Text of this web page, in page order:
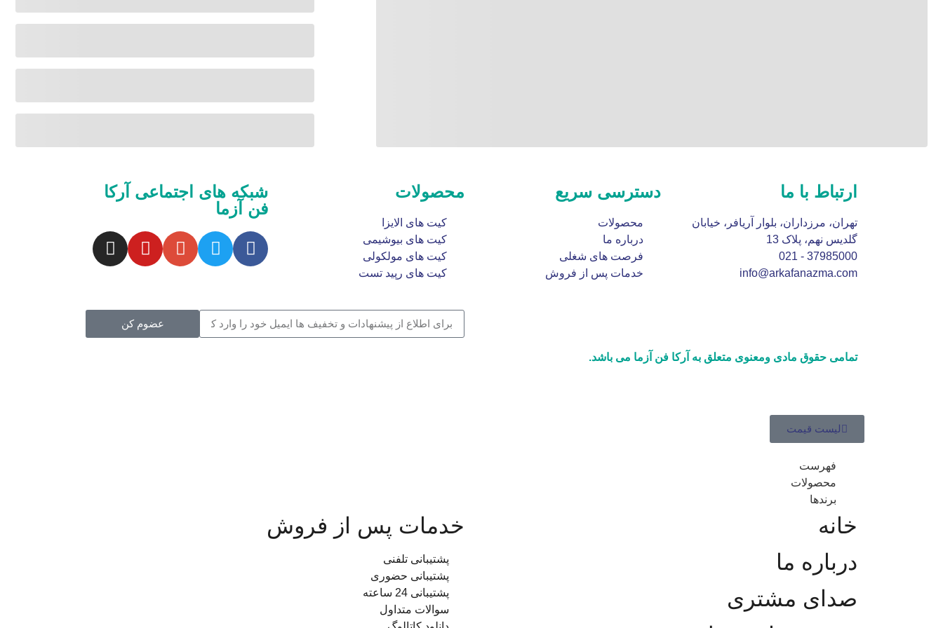
ارتباط با ما
تهران، مرزداران، بلوار آریافر، خیابان
گلدیس نهم، پلاک 13
37985000 - 021
info@arkafanazma.com
دسترسی سریع
محصولات
درباره ما
فرصت های شغلی
خدمات پس از فروش
محصولات
کیت های الایزا
کیت های بیوشیمی
کیت های مولکولی
کیت های رپید تست
شبکه های اجتماعی آرکا
فن آزما
عضوم کن
تمامی حقوق مادی ومعنوی متعلق به آرکا فن آزما می باشد.
لیست قیمت
فهرست
محصولات
برندها
خانه
درباره ما
صدای مشتری
خدمات پس از فروش
پشتیبانی تلفنی
پشتیبانی حضوری
پشتیبانی 24 ساعته
سوالات متداول